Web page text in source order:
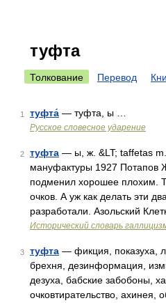
туфта
Толкование Перевод
1 туфта́ — туфта, ы …
Русское словесное ударение
2 туфта — ы, ж. &LT; taffetas
мануфактуры 1927 Потапов
подменил хорошее плохим.
очков. А уж как делать эти
разработали. Азольский
Исторический словарь
3 туфта — фикция, показуха,
брехня, дезинформация,
дезуха, бабские забобоны,
очковтирательство, ахинея,